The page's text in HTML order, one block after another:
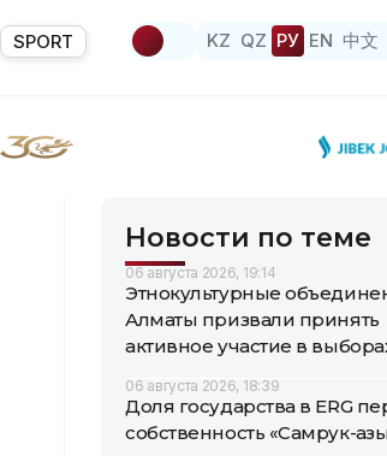
SPORT KZ QZ РУ EN 中文
Новости по теме
06 августа 2026, 19:14
Этнокультурные
Алматы призвали принять
активное участие в
06 августа 2026, 18:39
Доля государства в ERG
собственность «Самрук-